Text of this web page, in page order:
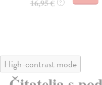
16,95 € ?
High-contrast mode